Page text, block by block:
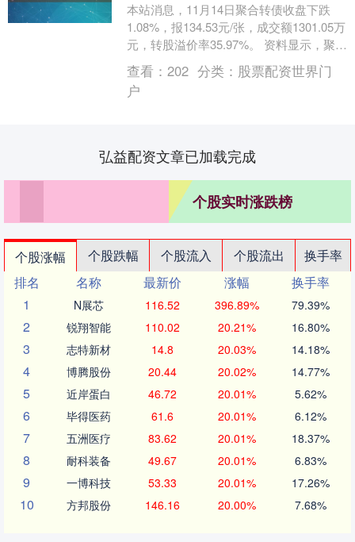
本站消息，11月14日聚合转债收盘下跌
1.08%，报134.53元/张，成交额1301.05万
元，转股溢价率35.97%。 资料显示，聚合
转债信用级别为“AA-....
查看： 202 分类： 股票配资世界门
户
弘益配资文章已加载完成
个股实时涨跌榜
个股涨幅 个股跌幅 个股流入 个股流出
换手率
排名
名称 最新价 涨幅
换手率
1
N展芯 116.52 396.89% 79.39%
2 锐翔智能 110.02 20.21% 16.80%
3 志特新材 14.8 20.03% 14.18%
4 博腾股份 20.44 20.02% 14.77%
5 近岸蛋白 46.72 20.01% 5.62%
6 毕得医药 61.6 20.01% 6.12%
7 五洲医疗 83.62 20.01% 18.37%
8 耐科装备 49.67 20.01% 6.83%
9 一博科技 53.33 20.01% 17.26%
10 方邦股份 146.16 20.00% 7.68%